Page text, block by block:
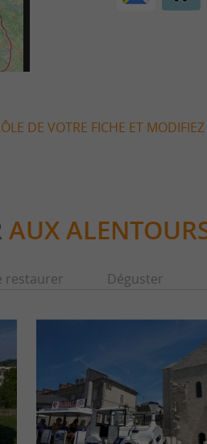
DE VOTRE FICHE ET
AUX
restaurer Déguster